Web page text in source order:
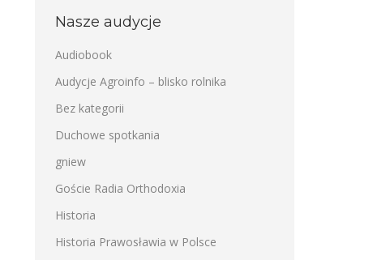
Nasze audycje
Audiobook
Audycje Agroinfo – blisko rolnika
Bez kategorii
Duchowe spotkania
gniew
Goście Radia Orthodoxia
Historia
Historia Prawosławia w Polsce